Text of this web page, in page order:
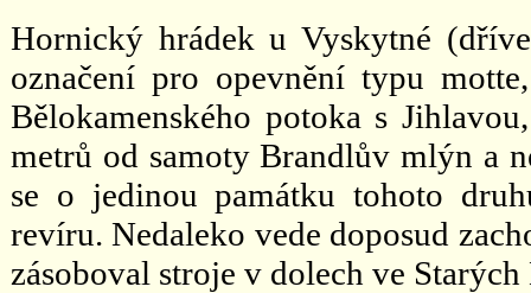
Hornický hrádek u Vyskytné
označení pro opevnění typu
Bělokamenského potoka s
metrů od samoty Brandlův mlýn a
se o jedinou památku tohoto
revíru. Nedaleko vede doposud
zásoboval stroje v dolech ve